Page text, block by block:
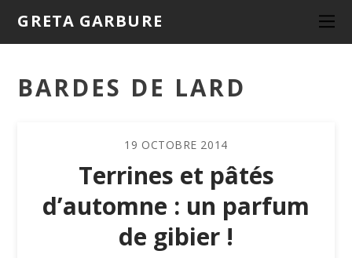
GRETA GARBURE
BARDES DE LARD
19 OCTOBRE 2014
Terrines et pâtés
d’automne : un parfum
de gibier !